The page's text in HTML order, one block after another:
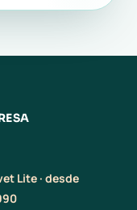
Lite · desde